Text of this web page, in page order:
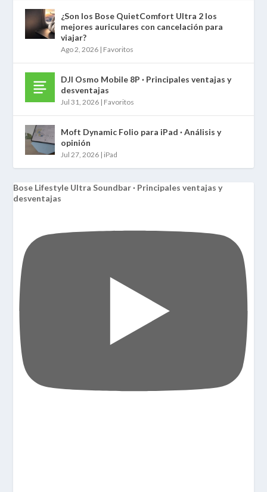
¿Son los Bose QuietComfort Ultra 2 los
mejores auriculares con cancelación para
viajar?
Ago 2, 2026 | Favoritos
DJI Osmo Mobile 8P · Principales ventajas y
desventajas
Jul 31, 2026 | Favoritos
Moft Dynamic Folio para iPad · Análisis y
opinión
Jul 27, 2026 | iPad
Bose Lifestyle Ultra Soundbar · Principales ventajas y
desventajas